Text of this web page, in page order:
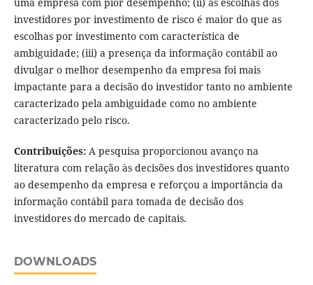
investidores por investimento de risco é maior do que as
escolhas por investimento com característica de
ambiguidade; (iii) a presença da informação contábil ao
divulgar o melhor desempenho da empresa foi mais
impactante para a decisão do investidor tanto no ambiente
caracterizado pela ambiguidade como no ambiente
caracterizado pelo risco.
Contribuições: A pesquisa proporcionou avanço na
literatura com relação às decisões dos investidores quanto
ao desempenho da empresa e reforçou a importância da
informação contábil para tomada de decisão dos
investidores do mercado de capitais.
DOWNLOADS